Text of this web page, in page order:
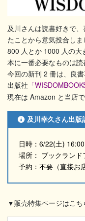
及川さんは読書好きで
たことから意気投合しま
800 人とか 1000 人の大
本に一番必要なものは読
今回の新刊 2 冊は、良
出版社 「
現在は Amazon と当店
及川幸久さん出版
日時：6/22(土)
場所： ブックランド
予約：不要（直接お
▼販売特集ページはこち